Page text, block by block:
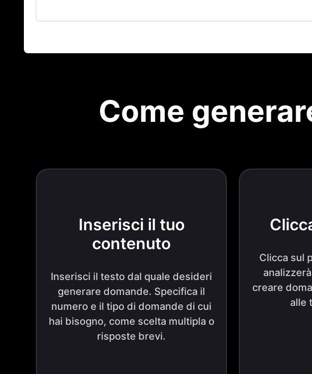
Come
Inserisci il tuo
contenuto
Inserisci il testo dal quale desideri
generare domande. Specifica il
numero e il tipo di domande di cui
hai bisogno, come scelta multipla o
risposte brevi.
Clicca sul
creare
alle